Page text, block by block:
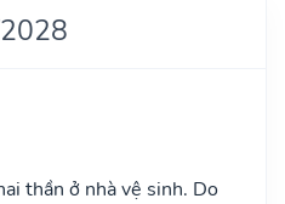
thần ở nhà vệ sinh. Do